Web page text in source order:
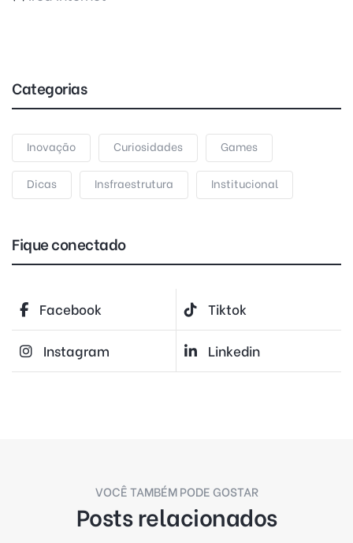
Categorias
Inovação Curiosidades Games
Dicas Insfraestrutura Institucional
Fique conectado
Facebook Tiktok
Instagram Linkedin
VOCÊ TAMBÉM PODE GOSTAR
Posts relacionados